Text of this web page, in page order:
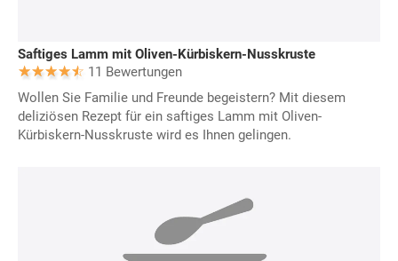
Saftiges Lamm mit Oliven-Kürbiskern-Nusskruste
11 Bewertungen
Wollen Sie Familie und Freunde begeistern? Mit diesem
deliziösen Rezept für ein saftiges Lamm mit Oliven-
Kürbiskern-Nusskruste wird es Ihnen gelingen.